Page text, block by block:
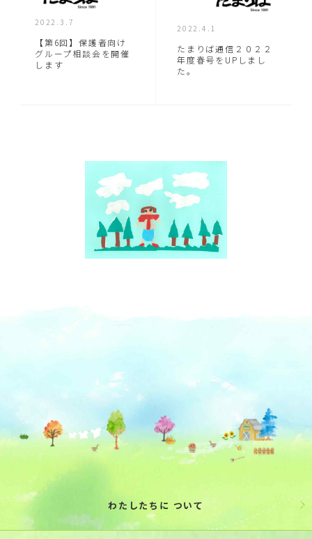
2022.3.7
【第6回】保護者向け
グループ相談会を開催
します
2022.4.1
たまりば通信２０２２
年度春号をUPしまし
た。
わたしたちに ついて